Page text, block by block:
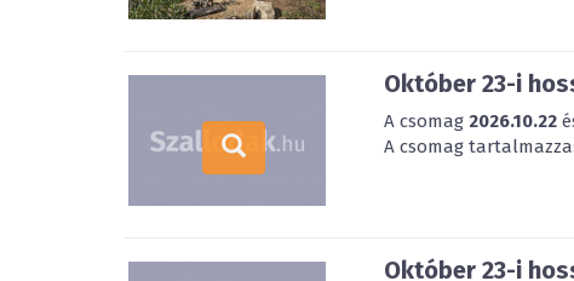
Október 23-i
A csomag 2026.10.22
A csomag
Október 23-i